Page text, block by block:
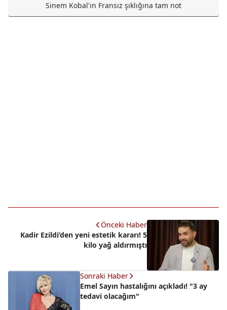
Sinem Kobal'ın Fransız şıklığına tam not
Önceki Haber
Kadir Ezildi’den yeni estetik kararı! 5
kilo yağ aldırmıştı
Sonraki Haber
Emel Sayın hastalığını açıkladı! "3 ay
tedavi olacağım"